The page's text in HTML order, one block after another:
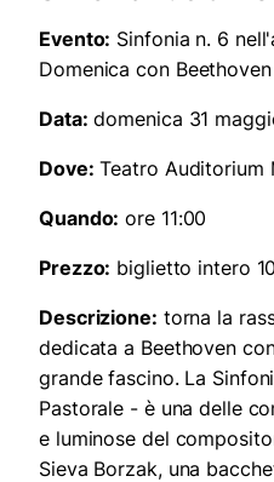
Evento: Sinfonia n. 6
Domenica con
Data: domenica 31
Dove: Teatro Auditorium
Quando: ore 11:00
Prezzo: biglietto intero
Descrizione: torna la
dedicata a Beethoven
grande fascino. La
Pastorale - è una delle
e luminose del
Sieva Borzak, una